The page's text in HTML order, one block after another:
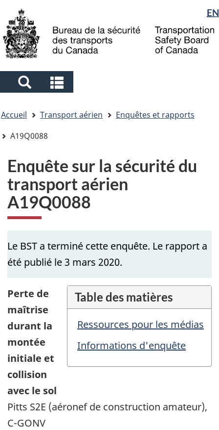
to
main
to
"About
government"
à
la
Sélection
de
la
langue
EN
Search
and
menus
and
menus
êtes
ici
Accueil Transport aérien
Enquêtes et rapports
A19Q0088
Enquête sur la sécurité du
transport aérien
A19Q0088
Le BST a terminé cette enquête. Le rapport a
été publié le 3 mars 2020.
Table des matières
Ressources pour les médias
Informations d'enquête
Perte de
maîtrise
durant la
montée
initiale et
collision
avec le sol
Pitts S2E (aéronef de construction amateur),
C-GONV